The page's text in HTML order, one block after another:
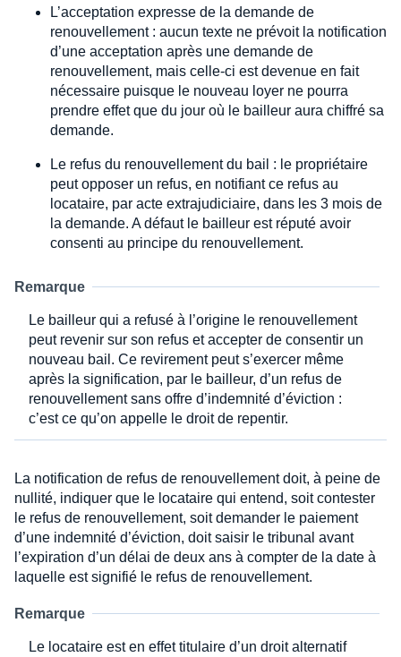
L’acceptation expresse de la demande de
renouvellement : aucun texte ne prévoit la notification
d’une acceptation après une demande de
renouvellement, mais celle-ci est devenue en fait
nécessaire puisque le nouveau loyer ne pourra
prendre effet que du jour où le bailleur aura chiffré sa
demande.
Le refus du renouvellement du bail : le propriétaire
peut opposer un refus, en notifiant ce refus au
locataire, par acte extrajudiciaire, dans les 3 mois de
la demande. A défaut le bailleur est réputé avoir
consenti au principe du renouvellement.
Remarque
Le bailleur qui a refusé à l’origine le renouvellement
peut revenir sur son refus et accepter de consentir un
nouveau bail. Ce revirement peut s’exercer même
après la signification, par le bailleur, d’un refus de
renouvellement sans offre d’indemnité d’éviction :
c’est ce qu’on appelle le droit de repentir.
La notification de refus de renouvellement doit, à peine de
nullité, indiquer que le locataire qui entend, soit contester
le refus de renouvellement, soit demander le paiement
d’une indemnité d’éviction, doit saisir le tribunal avant
l’expiration d’un délai de deux ans à compter de la date à
laquelle est signifié le refus de renouvellement.
Remarque
Le locataire est en effet titulaire d’un droit alternatif